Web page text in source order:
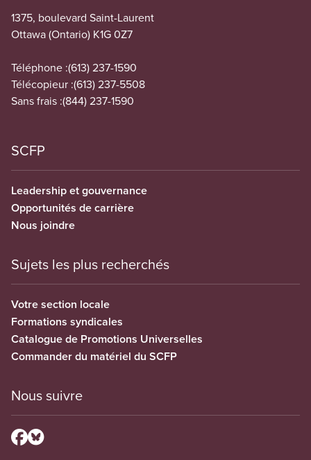
1375, boulevard Saint-Laurent
Ottawa (Ontario) K1G 0Z7
Téléphone :(613) 237-1590
Télécopieur :(613) 237-5508
Sans frais :(844) 237-1590
SCFP
Leadership et gouvernance
Opportunités de carrière
Nous joindre
Sujets les plus recherchés
Votre section locale
Formations syndicales
Catalogue de Promotions Universelles
Commander du matériel du SCFP
Nous suivre